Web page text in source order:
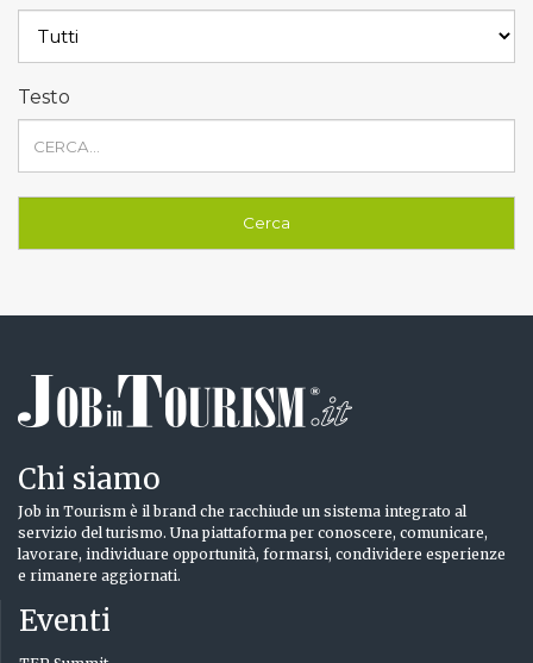
Testo
Chi siamo
Job in Tourism è il brand che racchiude un sistema integrato al
servizio del turismo. Una piattaforma per conoscere, comunicare,
lavorare, individuare opportunità, formarsi, condividere esperienze
e rimanere aggiornati.
Eventi